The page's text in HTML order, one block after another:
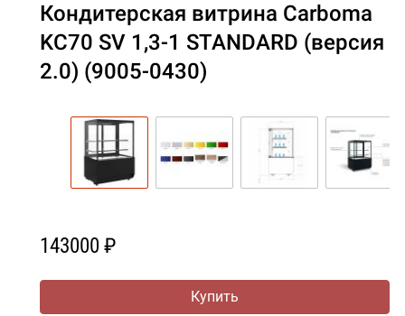
Кондитерская витрина Carboma
KC70 SV 1,3-1 STANDARD (версия
2.0) (9005-0430)
143000 ₽